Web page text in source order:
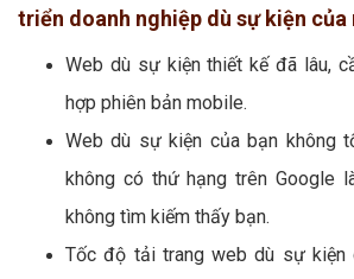
triển doanh nghiệp dù sự kiện của
Web dù sự kiện thiết kế đã lâu,
hợp phiên bản mobile.
Web dù sự kiện của bạn không
không có thứ hạng trên Google
không tìm kiếm thấy bạn.
Tốc độ tải trang web dù sự kiện